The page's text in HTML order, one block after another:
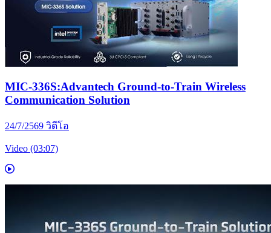
MIC-336S:Advantech Ground-to-Train Wireless
Communication Solution
24/7/2569 วิดีโอ
Video (03:07)